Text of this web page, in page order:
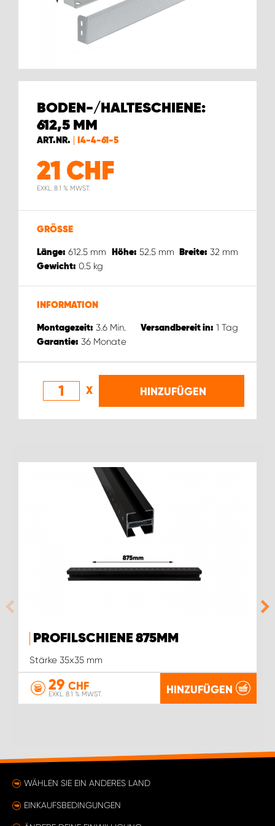
BODEN-/HALTESCHIENE:
612,5 MM
ART.NR. I4-4-61-5
21 CHF
EXKL. 8.1 % MWST.
GRÖSSE
Länge: 612.5 mm Höhe: 52.5 mm Breite: 32 mm
Gewicht: 0.5 kg
INFORMATION
Montagezeit: 3.6 Min. Versandbereit in: 1 Tag
Garantie: 36 Monate
X HINZUFÜGEN
PROFILSCHIENE 875MM
Stärke 35x35 mm
29 CHF
EXKL. 8.1 % MWST. HINZUFÜGEN
WÄHLEN SIE EIN ANDERES LAND
EINKAUFSBEDINGUNGEN